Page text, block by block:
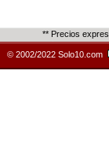
** Precios
© 2002/2022 Solo10.com